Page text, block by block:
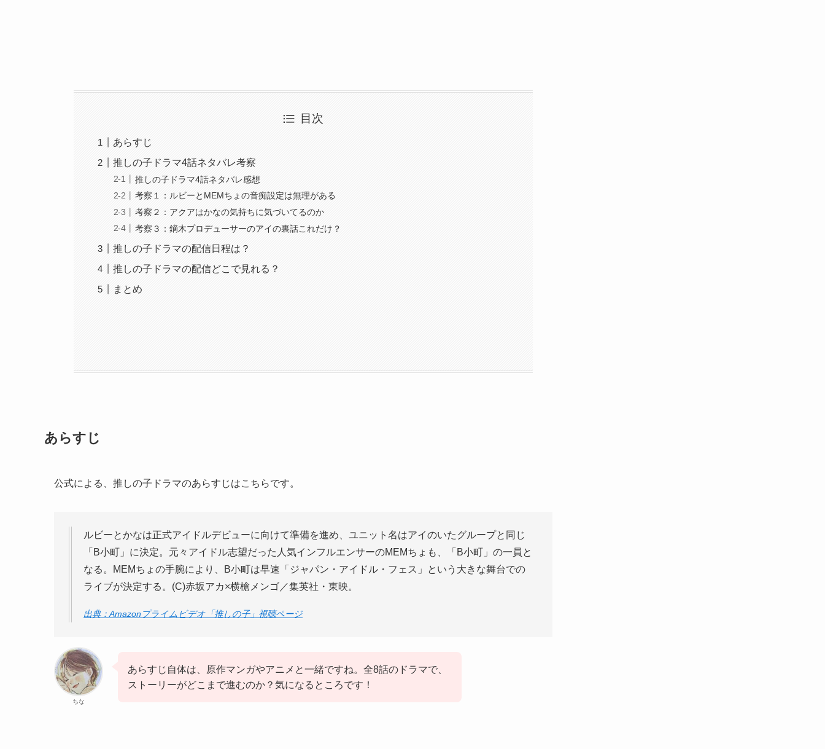
目次
あらすじ
推しの子ドラマ4話ネタバレ考察
推しの子ドラマ4話ネタバレ感想
考察１：ルビーとMEMちょの音痴設定は無理がある
考察２：アクアはかなの気持ちに気づいてるのか
考察３：鏑木プロデューサーのアイの裏話これだけ？
推しの子ドラマの配信日程は？
推しの子ドラマの配信どこで見れる？
まとめ
あらすじ
公式による、推しの子ドラマのあらすじはこちらです。
ルビーとかなは正式アイドルデビューに向けて準備を進め、ユニット名はアイのいたグループと同じ
「B小町」に決定。元々アイドル志望だった人気インフルエンサーのMEMちょも、「B小町」の一員と
なる。MEMちょの手腕により、B小町は早速「ジャパン・アイドル・フェス」という大きな舞台での
ライブが決定する。(C)赤坂アカ×横槍メンゴ／集英社・東映。
出典：Amazonプライムビデオ「推しの子」視聴ページ
ちな
あらすじ自体は、原作マンガやアニメと一緒ですね。全8話のドラマで、
ストーリーがどこまで進むのか？気になるところです！